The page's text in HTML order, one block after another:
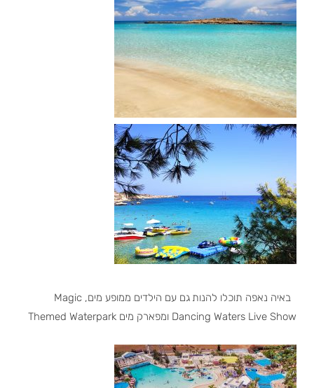
באיה נאפה תוכלו להנות גם עם הילדים ממופע מים, Magic
Dancing Waters Live Show ומפארק מים Themed Waterpark